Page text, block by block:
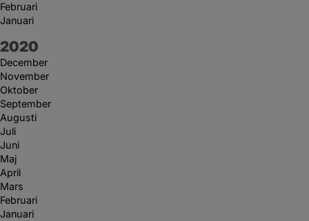
Februari
Januari
År:
2020
December
November
Oktober
September
Augusti
Juli
Juni
Maj
April
Mars
Februari
Januari